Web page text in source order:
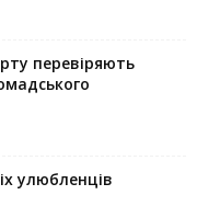
перевіряють
улюбленців